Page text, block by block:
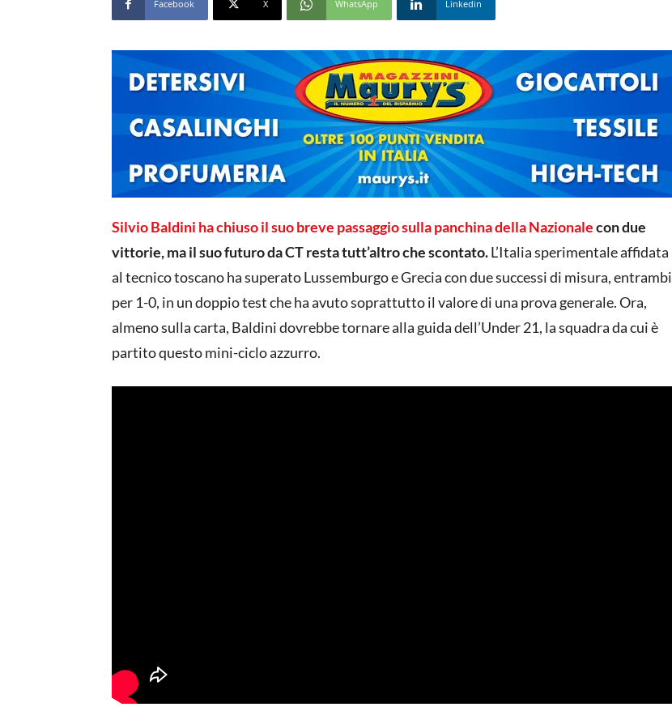
Facebook X WhatsApp Linkedin
Silvio Baldini ha chiuso il suo breve passaggio sulla panchina della Nazionalecon due
vittorie, ma il suo futuro da CT resta tutt’altro che scontato.L’Italia sperimentale affidata
al tecnico toscano ha superato Lussemburgo e Grecia con due successi di misura, entrambi
per 1-0, in un doppio test che ha avuto soprattutto il valore di una prova generale. Ora,
almeno sulla carta, Baldini dovrebbe tornare alla guida dell’Under 21, la squadra da cui è
partito questo mini-ciclo azzurro.